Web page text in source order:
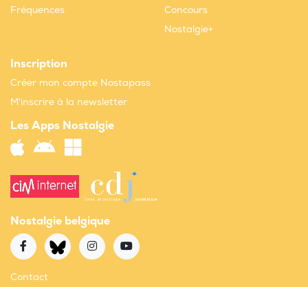
Fréquences
Concours
Nostalgie+
Inscription
Créer mon compte Nostapass
M'inscrire à la newsletter
Les Apps Nostalgie
Nostalgie belgique
Contact